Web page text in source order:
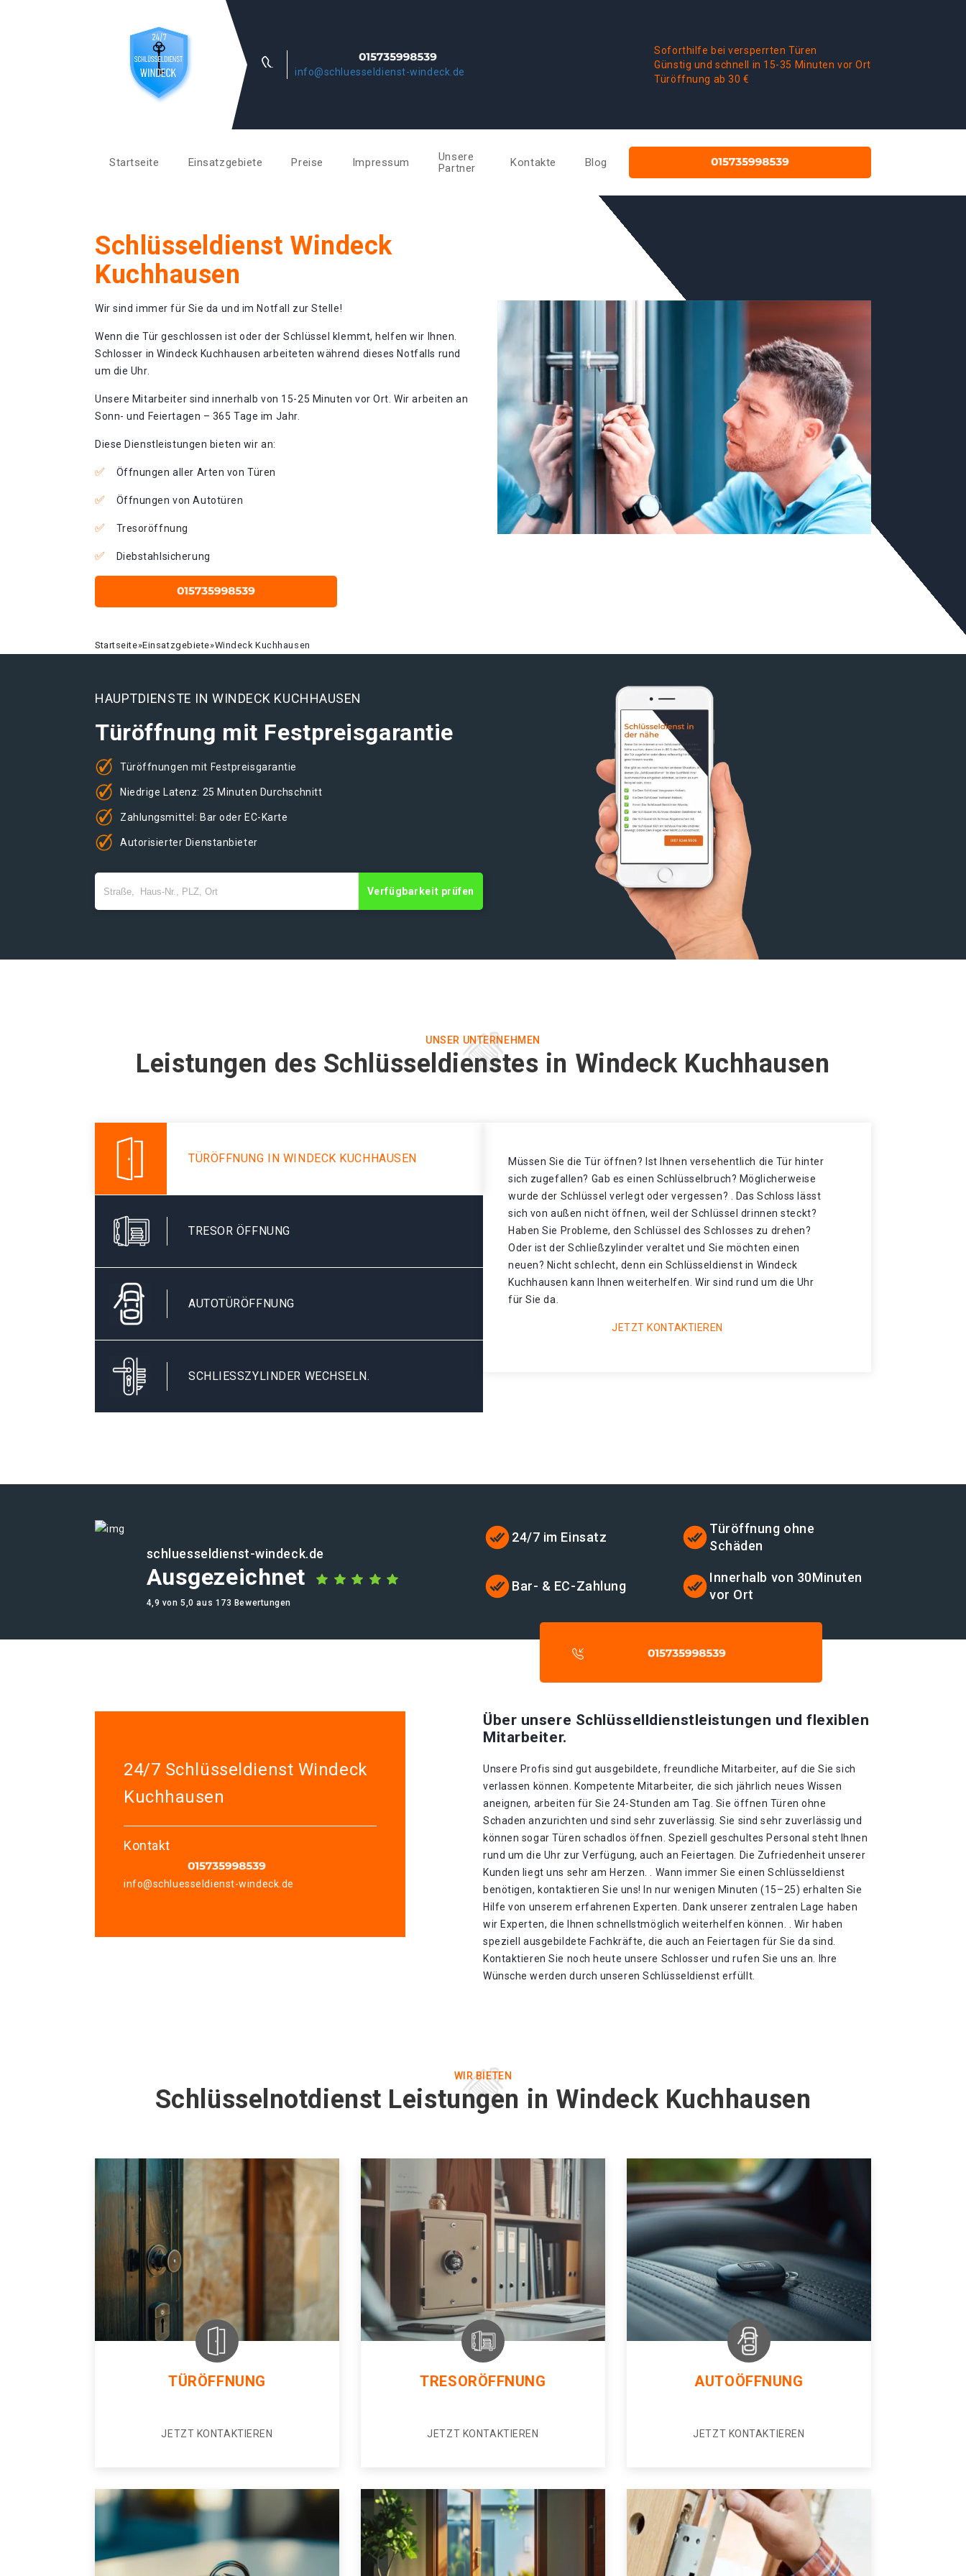
info@schluesseldienst-windeck.de
Soforthilfe bei versperrten Türen
Günstig und schnell in 15-35 Minuten vor Ort
Türöffnung ab 30 €
Startseite Einsatzgebiete Preise Impressum
Unsere
Partner
Kontakte Blog
Schlüsseldienst Windeck
Kuchhausen
Wir sind immer für Sie da und im Notfall zur Stelle!
Wenn die Tür geschlossen ist oder der Schlüssel klemmt, helfen wir Ihnen.
Schlosser in Windeck Kuchhausen arbeiteten während dieses Notfalls rund
um die Uhr.
Unsere Mitarbeiter sind innerhalb von 15-25 Minuten vor Ort. Wir arbeiten an
Sonn- und Feiertagen – 365 Tage im Jahr.
Diese Dienstleistungen bieten wir an:
Öffnungen aller Arten von Türen
Öffnungen von Autotüren
Tresoröffnung
Diebstahlsicherung
Startseite»Einsatzgebiete»Windeck Kuchhausen
HAUPTDIENSTE IN WINDECK KUCHHAUSEN
Türöffnung mit Festpreisgarantie
Türöffnungen mit Festpreisgarantie
Niedrige Latenz: 25 Minuten Durchschnitt
Zahlungsmittel: Bar oder EC-Karte
Autorisierter Dienstanbieter
Verfügbarkeit prüfen
UNSER UNTERNEHMEN
Leistungen des Schlüsseldienstes in Windeck Kuchhausen
TÜRÖFFNUNG IN WINDECK KUCHHAUSEN
TRESOR ÖFFNUNG
AUTOTÜRÖFFNUNG
SCHLIESSZYLINDER WECHSELN.
Müssen Sie die Tür öffnen? Ist Ihnen versehentlich die Tür hinter
sich zugefallen? Gab es einen Schlüsselbruch? Möglicherweise
wurde der Schlüssel verlegt oder vergessen? . Das Schloss lässt
sich von außen nicht öffnen, weil der Schlüssel drinnen steckt?
Haben Sie Probleme, den Schlüssel des Schlosses zu drehen?
Oder ist der Schließzylinder veraltet und Sie möchten einen
neuen? Nicht schlecht, denn ein Schlüsseldienst in Windeck
Kuchhausen kann Ihnen weiterhelfen. Wir sind rund um die Uhr
für Sie da.
JETZT KONTAKTIEREN
schluesseldienst-windeck.de
Ausgezeichnet
4,9 von 5,0 aus 173 Bewertungen
24/7 im Einsatz
Türöffnung ohne
Schäden
Bar- & EC-Zahlung
Innerhalb von 30Minuten
vor Ort
24/7 Schlüsseldienst Windeck
Kuchhausen
Kontakt
info@schluesseldienst-windeck.de
Über unsere Schlüsselldienstleistungen und flexiblen
Mitarbeiter.
Unsere Profis sind gut ausgebildete, freundliche Mitarbeiter, auf die Sie sich
verlassen können. Kompetente Mitarbeiter, die sich jährlich neues Wissen
aneignen, arbeiten für Sie 24-Stunden am Tag. Sie öffnen Türen ohne
Schaden anzurichten und sind sehr zuverlässig. Sie sind sehr zuverlässig und
können sogar Türen schadlos öffnen. Speziell geschultes Personal steht Ihnen
rund um die Uhr zur Verfügung, auch an Feiertagen. Die Zufriedenheit unserer
Kunden liegt uns sehr am Herzen. . Wann immer Sie einen Schlüsseldienst
benötigen, kontaktieren Sie uns! In nur wenigen Minuten (15–25) erhalten Sie
Hilfe von unserem erfahrenen Experten. Dank unserer zentralen Lage haben
wir Experten, die Ihnen schnellstmöglich weiterhelfen können. . Wir haben
speziell ausgebildete Fachkräfte, die auch an Feiertagen für Sie da sind.
Kontaktieren Sie noch heute unsere Schlosser und rufen Sie uns an. Ihre
Wünsche werden durch unseren Schlüsseldienst erfüllt.
WIR BIETEN
Schlüsselnotdienst Leistungen in Windeck Kuchhausen
TÜRÖFFNUNG
JETZT KONTAKTIEREN
TRESORÖFFNUNG
JETZT KONTAKTIEREN
AUTOÖFFNUNG
JETZT KONTAKTIEREN